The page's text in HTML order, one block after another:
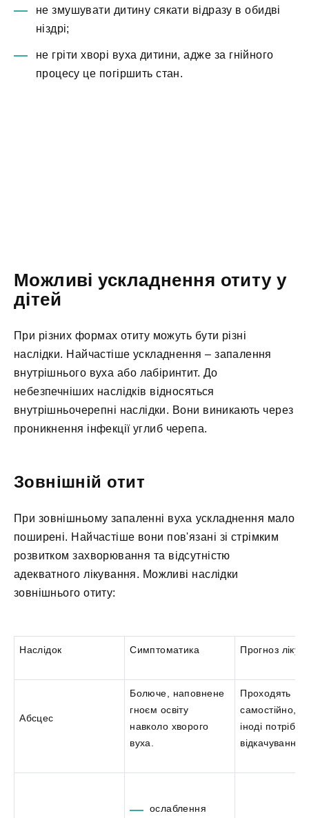
не змушувати дитину сякати відразу в обидві
ніздрі;
не гріти хворі вуха дитини, адже за гнійного
процесу це погіршить стан.
Можливі ускладнення отиту у
дітей
При різних формах отиту можуть бути різні
наслідки. Найчастіше ускладнення – запалення
внутрішнього вуха або лабіринтит. До
небезпечніших наслідків відносяться
внутрішньочерепні наслідки. Вони виникають через
проникнення інфекції углиб черепа.
Зовнішній отит
При зовнішньому запаленні вуха ускладнення мало
поширені. Найчастіше вони пов'язані зі стрімким
розвитком захворювання та відсутністю
адекватного лікування. Можливі наслідки
зовнішнього отиту:
Наслідок Симптоматика Прогноз
Абсцес
Болюче, наповнене
гноєм освіту
навколо хворого
вуха.
Проходять
самостійно,
іноді потрібно
відкачування
ослаблення